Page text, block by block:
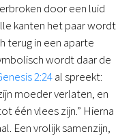
door een luid
kanten het paar wordt
terug in een aparte
wordt daar de
2:24al spreekt:
moeder verlaten, en
één vlees zijn.” Hierna
Een vrolijk samenzijn,